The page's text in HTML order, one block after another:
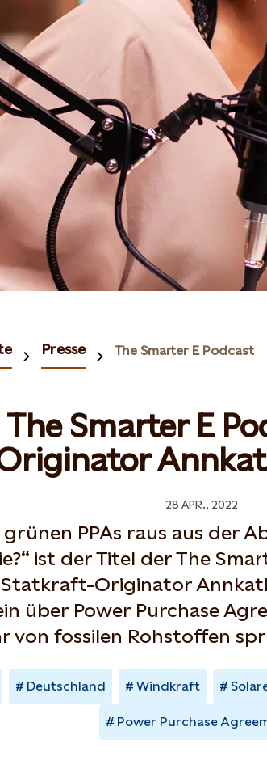
Presse The Smarter E Podcast
The Smarter E
28 APR., 2022
grünen PPAs raus aus der
ist der Titel der The
Originator
über Power Purchase
von fossilen Rohstoffen
Deutschland Windkraft
Power Purchase